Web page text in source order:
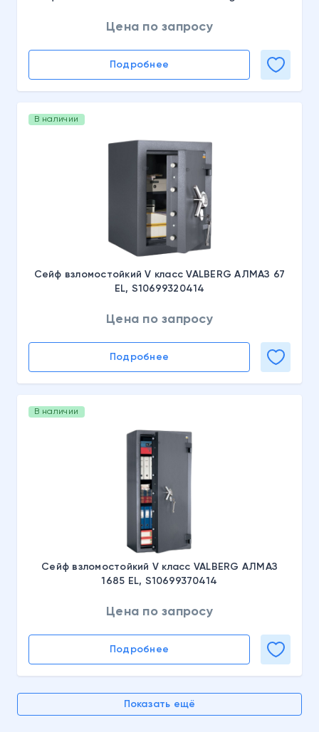
Цена по запросу
Подробнее
В наличии
Сейф взломостойкий V класс VALBERG АЛМАЗ 67
EL, S10699320414
Цена по запросу
Подробнее
В наличии
Сейф взломостойкий V класс VALBERG АЛМАЗ
1685 EL, S10699370414
Цена по запросу
Подробнее
Показать ещё